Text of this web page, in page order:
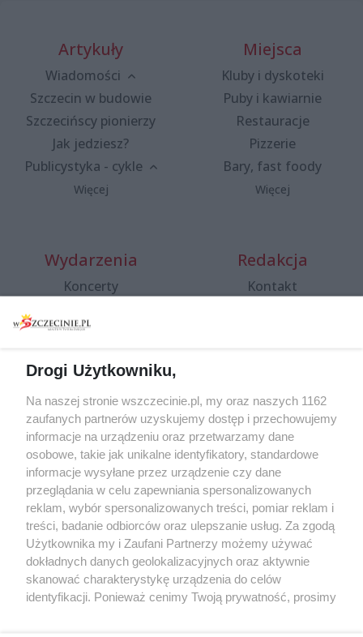
Artykuły
Wiadomości
Szczecin w budowie
Szczecińscy pionierzy
Jak jedziesz?
Publicystyka - cykle
Więcej
Miejsca
Kluby i dyskoteki
Puby i kawiarnie
Restauracje
Pizzerie
Bary, fast foody
Więcej
Wydarzenia
Koncerty
Spacery i oprowadzania
targi
Wernisaże
Więcej
Redakcja
Kontakt
Specjalny koncert z okazji
20. urodzin portalu
wSzczecinie.pl
Regulamin konkursów
śniadaniówka "Hej
Szczecin! Jest piątek!"
Partnerzy
Praca Szczecin
Drogi Użytkowniku,
Na naszej stronie wszczecinie.pl, my oraz naszych 1162
zaufanych partnerów uzyskujemy dostęp i przechowujemy
informacje na urządzeniu oraz przetwarzamy dane
osobowe, takie jak unikalne identyfikatory, standardowe
informacje wysyłane przez urządzenie czy dane
przeglądania w celu zapewniania spersonalizowanych
reklam, wybór spersonalizowanych treści, pomiar reklam i
treści, badanie odbiorców oraz ulepszanie usług. Za zgodą
Użytkownika my i Zaufani Partnerzy możemy używać
dokładnych danych geolokalizacyjnych oraz aktywnie
skanować charakterystykę urządzenia do celów
identyfikacji. Ponieważ cenimy Twoją prywatność, prosimy